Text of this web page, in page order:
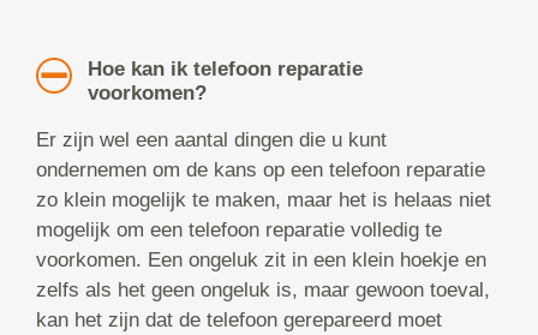
Hoe kan ik telefoon reparatie
voorkomen?
Er zijn wel een aantal dingen die u kunt
ondernemen om de kans op een telefoon reparatie
zo klein mogelijk te maken, maar het is helaas niet
mogelijk om een telefoon reparatie volledig te
voorkomen. Een ongeluk zit in een klein hoekje en
zelfs als het geen ongeluk is, maar gewoon toeval,
kan het zijn dat de telefoon gerepareerd moet